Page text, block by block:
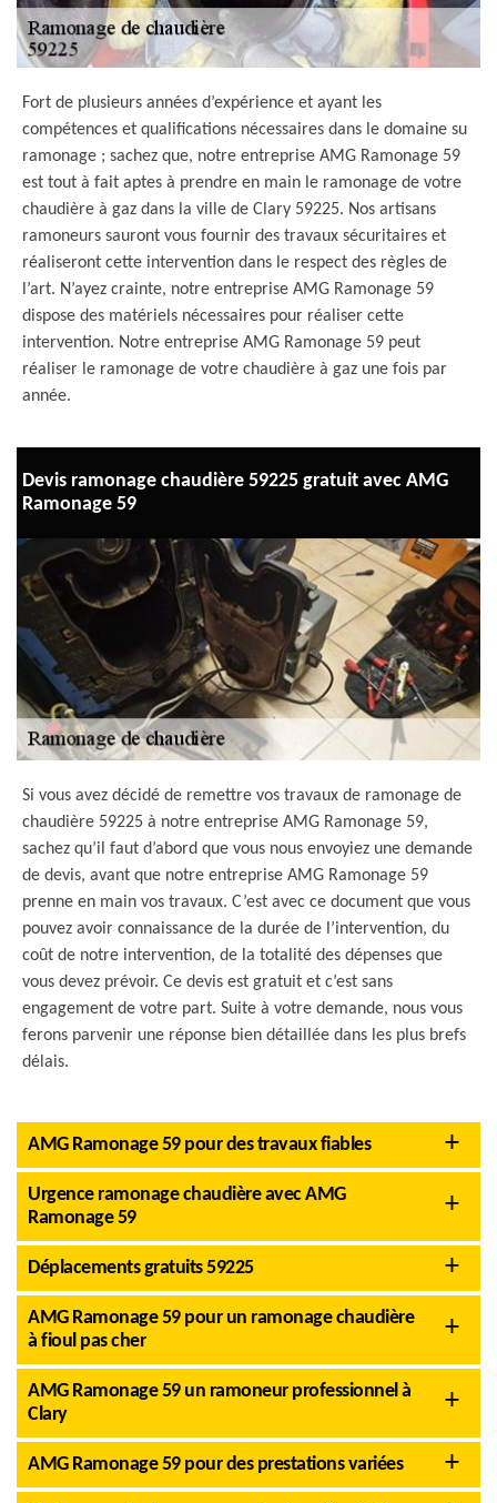
Fort de plusieurs années d’expérience et ayant les
compétences et qualifications nécessaires dans le domaine su
ramonage ; sachez que, notre entreprise AMG Ramonage 59
est tout à fait aptes à prendre en main le ramonage de votre
chaudière à gaz dans la ville de Clary 59225. Nos artisans
ramoneurs sauront vous fournir des travaux sécuritaires et
réaliseront cette intervention dans le respect des règles de
l’art. N’ayez crainte, notre entreprise AMG Ramonage 59
dispose des matériels nécessaires pour réaliser cette
intervention. Notre entreprise AMG Ramonage 59 peut
réaliser le ramonage de votre chaudière à gaz une fois par
année.
Devis ramonage chaudière 59225 gratuit avec AMG
Ramonage 59
Si vous avez décidé de remettre vos travaux de ramonage de
chaudière 59225 à notre entreprise AMG Ramonage 59,
sachez qu’il faut d’abord que vous nous envoyiez une demande
de devis, avant que notre entreprise AMG Ramonage 59
prenne en main vos travaux. C’est avec ce document que vous
pouvez avoir connaissance de la durée de l’intervention, du
coût de notre intervention, de la totalité des dépenses que
vous devez prévoir. Ce devis est gratuit et c’est sans
engagement de votre part. Suite à votre demande, nous vous
ferons parvenir une réponse bien détaillée dans les plus brefs
délais.
AMG Ramonage 59 pour des travaux fiables
Urgence ramonage chaudière avec AMG
Ramonage 59
Déplacements gratuits 59225
AMG Ramonage 59 pour un ramonage chaudière
à fioul pas cher
AMG Ramonage 59 un ramoneur professionnel à
Clary
AMG Ramonage 59 pour des prestations variées